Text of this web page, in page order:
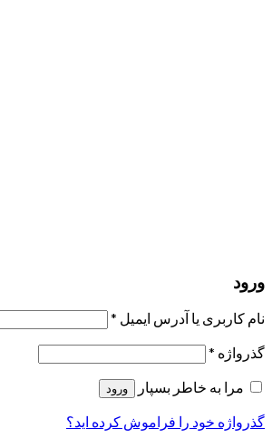
ورود
نام کاربری یا آدرس ایمیل *
گذرواژه *
مرا به خاطر بسپار
ورود
گذرواژه خود را فراموش کرده اید؟